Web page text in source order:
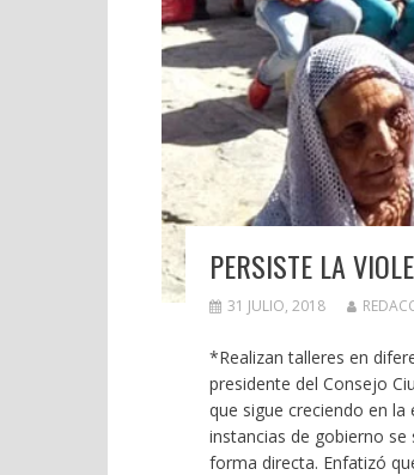
PERSISTE LA
31 JULIO, 2018
*Realizan talleres en
presidente del Consejo
que sigue creciendo en
instancias de gobierno
forma directa. Enfatizó